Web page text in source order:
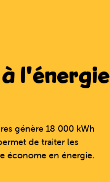
l'énergie
génère 18 000 kWh
de traiter les
économe en énergie.